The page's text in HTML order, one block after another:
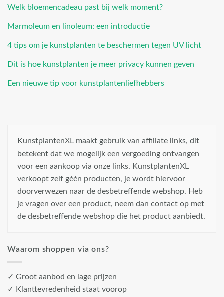
Welk bloemencadeau past bij welk moment?
Marmoleum en linoleum: een introductie
4 tips om je kunstplanten te beschermen tegen UV licht
Dit is hoe kunstplanten je meer privacy kunnen geven
Een nieuwe tip voor kunstplantenliefhebbers
KunstplantenXL maakt gebruik van affiliate links, dit
betekent dat we mogelijk een vergoeding ontvangen
voor een aankoop via onze links. KunstplantenXL
verkoopt zelf géén producten, je wordt hiervoor
doorverwezen naar de desbetreffende webshop. Heb
je vragen over een product, neem dan contact op met
de desbetreffende webshop die het product aanbiedt.
Waarom shoppen via ons?
✓ Groot aanbod en lage prijzen
✓ Klanttevredenheid staat voorop